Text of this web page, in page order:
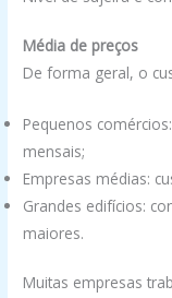
Média de preços
De forma geral, o
Pequenos
mensais;
Empresas médias:
Grandes edifícios:
maiores.
Muitas empresas